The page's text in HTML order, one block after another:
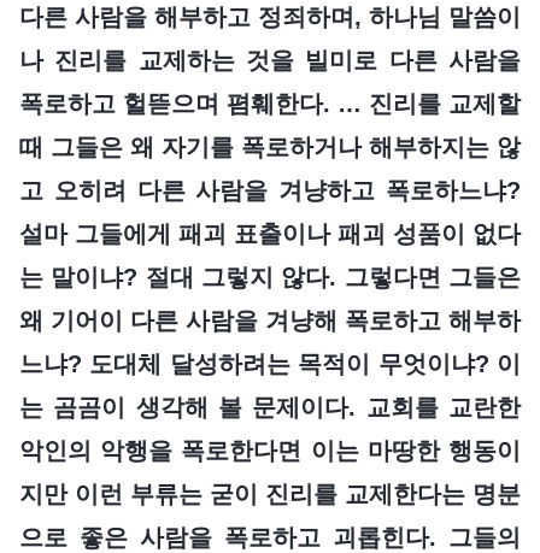
다른 사람을 해부하고 정죄하며, 하나님 말씀이
나 진리를 교제하는 것을 빌미로 다른 사람을
폭로하고 헐뜯으며 폄훼한다. … 진리를 교제할
때 그들은 왜 자기를 폭로하거나 해부하지는 않
고 오히려 다른 사람을 겨냥하고 폭로하느냐?
설마 그들에게 패괴 표출이나 패괴 성품이 없다
는 말이냐? 절대 그렇지 않다. 그렇다면 그들은
왜 기어이 다른 사람을 겨냥해 폭로하고 해부하
느냐? 도대체 달성하려는 목적이 무엇이냐? 이
는 곰곰이 생각해 볼 문제이다. 교회를 교란한
악인의 악행을 폭로한다면 이는 마땅한 행동이
지만 이런 부류는 굳이 진리를 교제한다는 명분
으로 좋은 사람을 폭로하고 괴롭힌다. 그들의